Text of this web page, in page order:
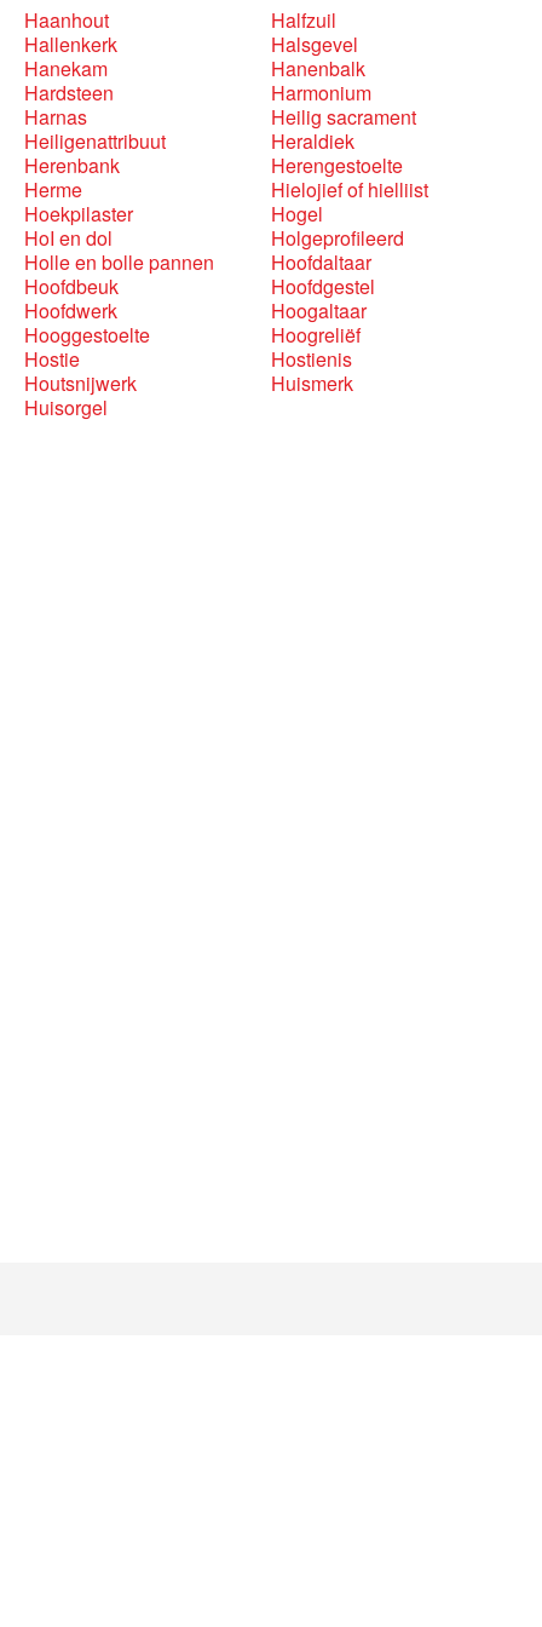
Haanhout
Halfzuil
Hallenkerk
Halsgevel
Hanekam
Hanenbalk
Hardsteen
Harmonium
Harnas
Heilig sacrament
Heiligenattribuut
Heraldiek
Herenbank
Herengestoelte
Herme
Hielojief of hielliist
Hoekpilaster
Hogel
HoI en dol
Holgeprofileerd
Holle en bolle pannen
Hoofdaltaar
Hoofdbeuk
Hoofdgestel
Hoofdwerk
Hoogaltaar
Hooggestoelte
Hoogreliëf
Hostie
Hostienis
Houtsnijwerk
Huismerk
Huisorgel